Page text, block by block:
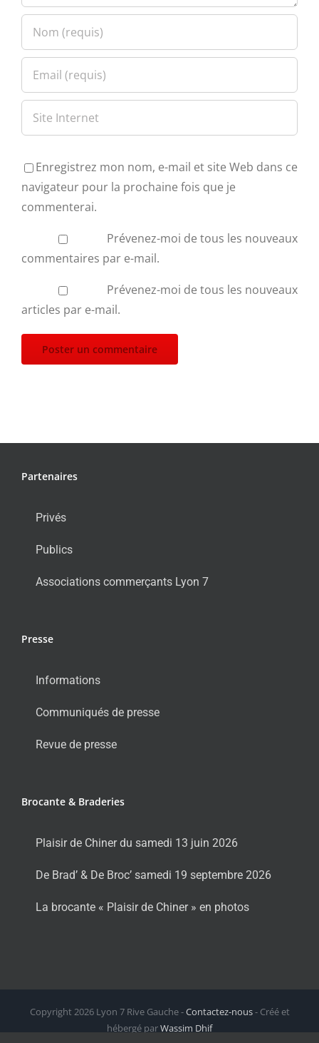
Enregistrez mon nom, e-mail et site Web dans ce
navigateur pour la prochaine fois que je
commenterai.
Prévenez-moi de tous les nouveaux
commentaires par e-mail.
Prévenez-moi de tous les nouveaux
articles par e-mail.
Partenaires
Privés
Publics
Associations commerçants Lyon 7
Presse
Informations
Communiqués de presse
Revue de presse
Brocante & Braderies
Plaisir de Chiner du samedi 13 juin 2026
De Brad’ & De Broc’ samedi 19 septembre 2026
La brocante « Plaisir de Chiner » en photos
Copyright 2026 Lyon 7 Rive Gauche -Contactez-nous- Créé et
hébergé parWassim Dhif